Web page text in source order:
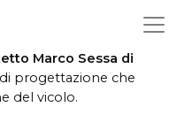
Marco Sessa di
progettazione che
del vicolo.